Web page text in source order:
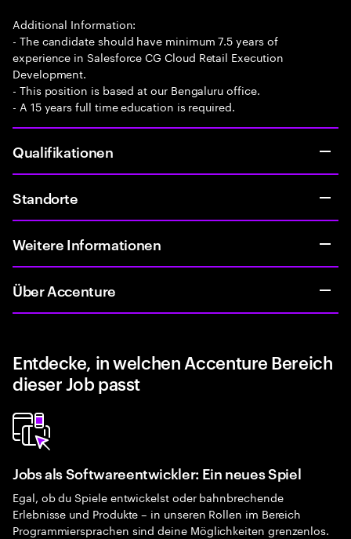
Additional Information:
- The candidate should have minimum 7.5 years of
experience in Salesforce CG Cloud Retail Execution
Development.
- This position is based at our Bengaluru office.
- A 15 years full time education is required.
Qualifikationen
Standorte
Weitere Informationen
Über Accenture
Entdecke, in welchen Accenture Bereich
dieser Job passt
Jobs als Softwareentwickler: Ein neues Spiel
Egal, ob du Spiele entwickelst oder bahnbrechende
Erlebnisse und Produkte – in unseren Rollen im Bereich
Programmiersprachen sind deine Möglichkeiten grenzenlos.